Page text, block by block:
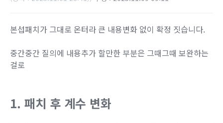
본섭패치가 그대로 온터라 큰 내용변화 없이 확정 짓습니다.
중간중간 질의에 내용추가 할만한 부분은 그때그때 보완하는
걸로
1. 패치 후 계수 변화